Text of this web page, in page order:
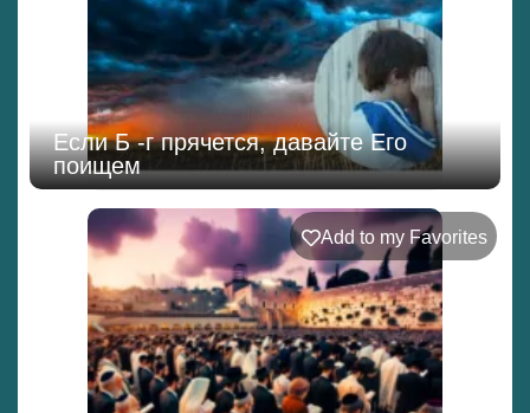
Если Б -г прячется, давайте Его
поищем
Add to my Favorites